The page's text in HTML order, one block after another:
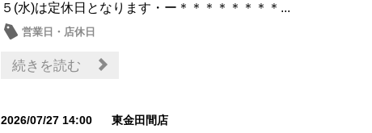
５(水)は定休日となります・ー＊＊＊＊＊＊＊＊...
営業日・店休日
続きを読む
2026/07/27 14:00 東金田間店